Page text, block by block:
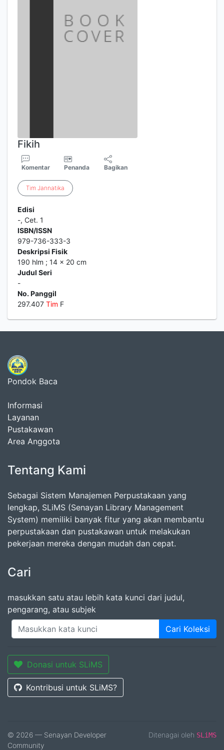
Fikih
Komentar Penanda Bagikan
Tim Jannatika
Edisi
-, Cet. 1
ISBN/ISSN
979-736-333-3
Deskripsi Fisik
190 hlm ; 14 x 20 cm
Judul Seri
-
No. Panggil
297.407 Tim F
Pondok Baca
Informasi
Layanan
Pustakawan
Area Anggota
Tentang Kami
Sebagai Sistem Manajemen Perpustakaan yang
lengkap, SLiMS (Senayan Library Management
System) memiliki banyak fitur yang akan membantu
perpustakaan dan pustakawan untuk melakukan
pekerjaan mereka dengan mudah dan cepat.
Cari
masukkan satu atau lebih kata kunci dari judul,
pengarang, atau subjek
Cari Koleksi
Donasi untuk SLiMS
Kontribusi untuk SLiMS?
© 2026 — Senayan Developer
Community
Ditenagai oleh SLiMS